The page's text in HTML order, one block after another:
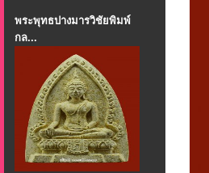
พระพุทธปางมารวิชัยพิมพ์
กล...